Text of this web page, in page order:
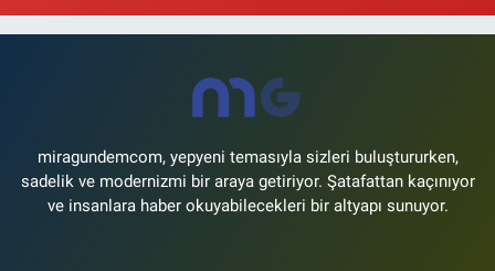
Şenlikköy Mahallesi Harman Sokak 43 4B Flyinn Avm yaya girişi karşısı,
miragundemcom, yepyeni temasıyla sizleri buluştururken,
sadelik ve modernizmi bir araya getiriyor. Şatafattan kaçınıyor
ve insanlara haber okuyabilecekleri bir altyapı sunuyor.